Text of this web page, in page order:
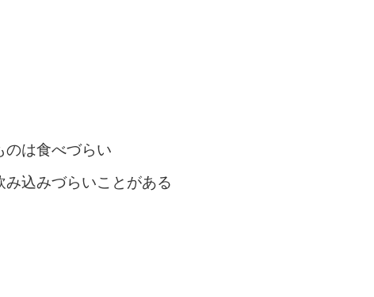
のは食べづらい
込みづらいことがある